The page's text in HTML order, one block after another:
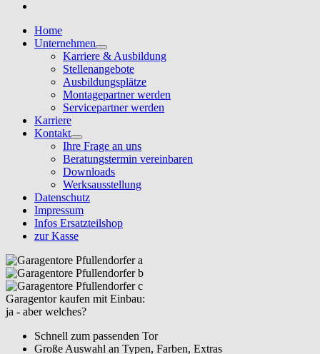
Home
Unternehmen
Karriere & Ausbildung
Stellenangebote
Ausbildungsplätze
Montagepartner werden
Servicepartner werden
Karriere
Kontakt
Ihre Frage an uns
Beratungstermin vereinbaren
Downloads
Werksausstellung
Datenschutz
Impressum
Infos Ersatzteilshop
zur Kasse
Garagentor kaufen mit Einbau:
ja - aber welches?
Schnell zum passenden Tor
Große Auswahl an Typen, Farben, Extras